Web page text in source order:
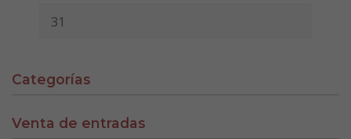
31
Categorías
Venta de entradas